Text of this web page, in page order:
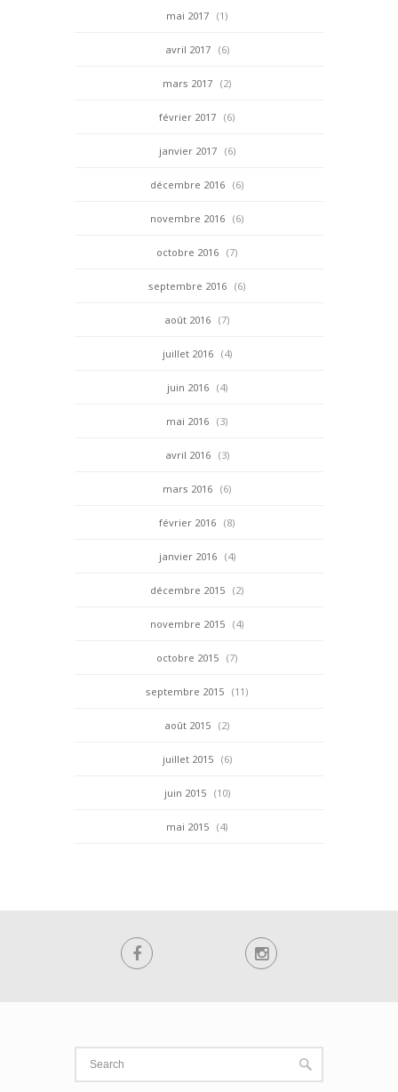
mai 2017 (1)
avril 2017 (6)
mars 2017 (2)
février 2017 (6)
janvier 2017 (6)
décembre 2016 (6)
novembre 2016 (6)
octobre 2016 (7)
septembre 2016 (6)
août 2016 (7)
juillet 2016 (4)
juin 2016 (4)
mai 2016 (3)
avril 2016 (3)
mars 2016 (6)
février 2016 (8)
janvier 2016 (4)
décembre 2015 (2)
novembre 2015 (4)
octobre 2015 (7)
septembre 2015 (11)
août 2015 (2)
juillet 2015 (6)
juin 2015 (10)
mai 2015 (4)